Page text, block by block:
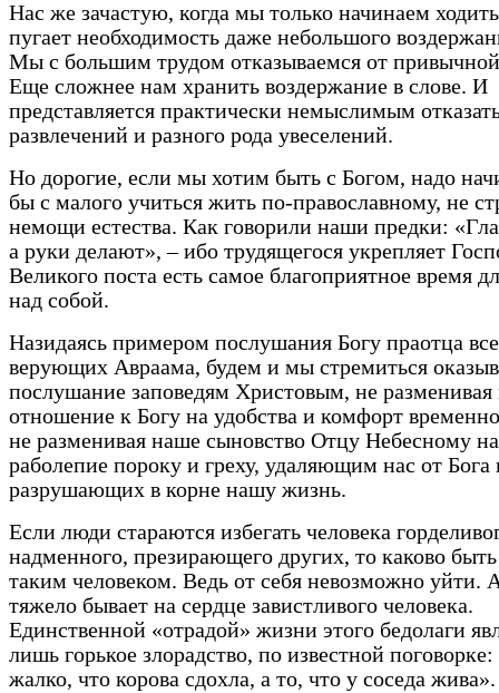
Нас же зачастую, когда мы только начинаем
пугает необходимость даже небольшого
Мы с большим трудом отказываемся от
Еще сложнее нам хранить воздержание в слове. И
представляется практически немыслимым
развлечений и разного рода увеселений.
Но дорогие, если мы хотим быть с Богом, надо
бы с малого учиться жить по-православному, не
немощи естества. Как говорили наши предки:
а руки делают», – ибо трудящегося укрепляет
Великого поста есть самое благоприятное время
над собой.
Назидаясь примером послушания Богу праотца
верующих Авраама, будем и мы стремиться
послушание заповедям Христовым, не
отношение к Богу на удобства и комфорт
не разменивая наше сыновство Отцу Небесному на
раболепие пороку и греху, удаляющим нас от Бога
разрушающих в корне нашу жизнь.
Если люди стараются избегать человека
надменного, презирающего других, то каково
таким человеком. Ведь от себя невозможно уйти.
тяжело бывает на сердце завистливого человека.
Единственной «отрадой» жизни этого бедолаги
лишь горькое злорадство, по известной
жалко, что корова сдохла, а то, что у соседа жива».